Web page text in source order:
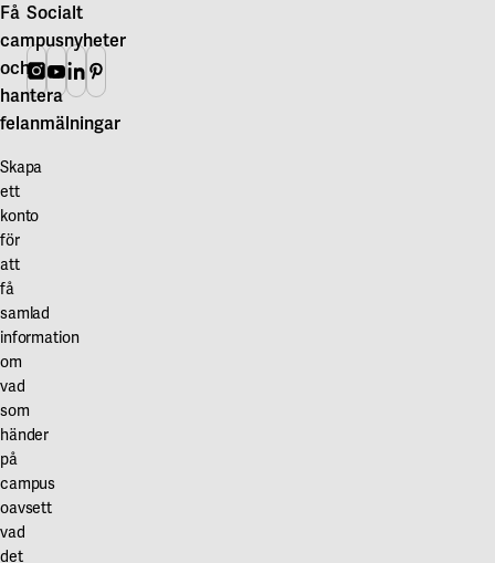
Få
campusnyheter
och
hantera
felanmälningar
Skapa
ett
konto
för
att
få
samlad
information
om
vad
som
händer
på
campus
oavsett
vad
det
Socialt
Instagram
Youtube
Linkedin
Pinterest